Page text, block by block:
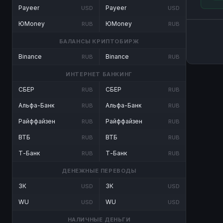
Payeer USD
ЮMoney RUB
Payeer USD
ЮMoney RUB
БАЛАНСЫ КРИПТОБИРЖ
Binance RUB Binance RUB
ИНТЕРНЕТ БАНКИНГ
СБЕР RUB
Альфа-Банк RUB
Райффайзен RUB
ВТБ RUB
Т-Банк RUB
СБЕР RUB
Альфа-Банк RUB
Райффайзен RUB
ВТБ RUB
Т-Банк RUB
ДЕНЕЖНЫЕ ПЕРЕВОДЫ
ЗК USD
WU USD
ЗК USD
WU USD
НАЛИЧНЫЕ ДЕНЬГИ